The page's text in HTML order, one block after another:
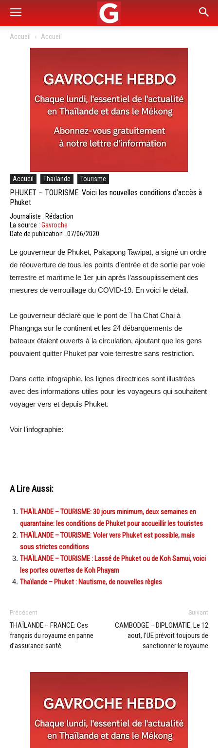
Accueil Accueil
Accueil Thaïlande Tourisme
PHUKET – TOURISME: Voici les nouvelles conditions d’accès à
Phuket
Journaliste : Rédaction
La source : Gavroche
Date de publication : 07/06/2020
Le gouverneur de Phuket, Pakapong Tawipat, a signé un ordre
de réouverture de tous les points d’entrée et de sortie par voie
terrestre et maritime le 1er juin après l’assouplissement des
mesures de verrouillage du COVID-19. En voici le détail.
Le gouverneur déclaré que le pont de Tha Chat Chai à
Phangnga sur le continent et les 24 débarquements de
bateaux étaient ouverts à la circulation, ajoutant que les gens
pouvaient quitter Phuket par voie terrestre sans restriction.
Dans cette infographie, les lignes directrices sont illustrées
avec des informations utiles pour les voyageurs qui souhaitent
voyager vers et depuis Phuket.
Voir l’infographie:
A Lire Aussi:
THAÏLANDE – TOURISME: 30 jours minimum, deux semaines en
quarantaine: les conditions de Phuket pour accueillir les touristes
THAÏLANDE – TOURISME: Voler vers Phuket est possible, mais
sous strictes conditions
THAÏLANDE – TOURISME : Lassé de Phuket ou de Koh Samui, voici
les portes ouvertes de Koh Phayam
Thaïlande – Phuket : Nautisme, de nouvelles règles
Précédent
THAÏLANDE – FRANCE: Ces
français du royaume en panne
d’assurance santé
Suivant
CAMBODGE – DIPLOMATIE: Le 12
aout, l’UE prévoit toujours de
sanctionner le royaume